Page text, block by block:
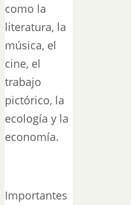
como la
literatura, la
música, el
cine, el
trabajo
pictórico, la
ecología y la
economía.
Importantes